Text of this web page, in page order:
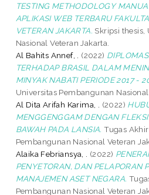
TESTING METHODOLOGY
APLIKASI WEB TERBARU
VETERAN JAKARTA. Skripsi thesis,
Nasional Veteran Jakarta.
Al Bahits Annef, .
(2022)
TERHADAP BRASIL DALAM
MINYAK NABATI PERIODE 2017 -
Universitas Pembangunan Nasional
Al Dita Arifah Karima, .
(2022)
MENGGENGGAM DENGAN
BAWAH PADA LANSIA. Tugas
Pembangunan Nasional Veteran
Alaika Febriansya, .
(2022)
PENYETORAN, DAN PELAPORAN
MANAJEMEN ASET NEGARA.
Pembangunan Nasional Veteran